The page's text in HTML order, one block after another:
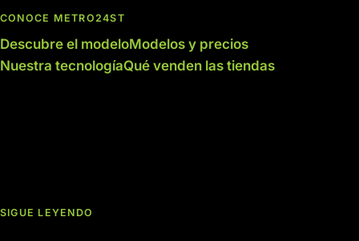
CONOCE METRO24ST
Descubre el modeloModelos y precios
Nuestra tecnologíaQué venden las tiendas
SIGUE LEYENDO